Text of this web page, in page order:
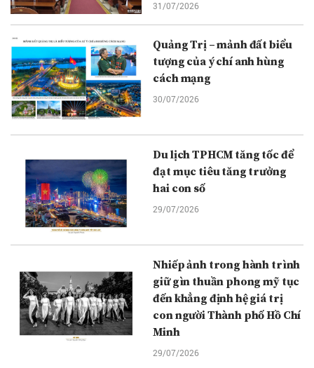
31/07/2026
Quảng Trị – mảnh đất biểu
tượng của ý chí anh hùng
cách mạng
30/07/2026
Du lịch TPHCM tăng tốc để
đạt mục tiêu tăng trưởng
hai con số
29/07/2026
Nhiếp ảnh trong hành trình
giữ gìn thuần phong mỹ tục
đến khẳng định hệ giá trị
con người Thành phố Hồ Chí
Minh
29/07/2026